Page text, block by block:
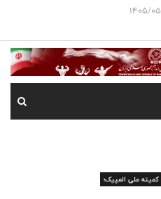
1405/
ملی المپیک؛